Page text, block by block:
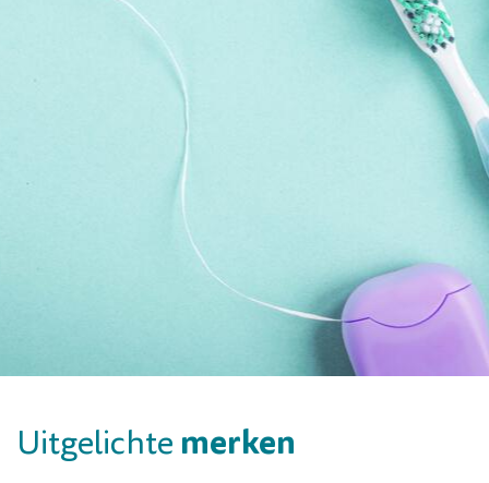
Uitgelichte merken